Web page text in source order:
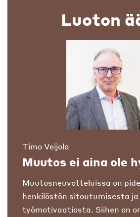
Luoton
Timo Veijola
Muutos ei aina ole
Muutosneuvotteluissa on
henkilöstön sitoutumisesta ja
työmotivaatiosta. Siihen on